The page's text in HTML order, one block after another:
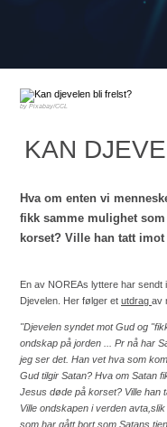
Pixabay/CCL
KAN
Hva om enten vi
fikk samme mulighet
korset? Ville han tatt
En av NOREAs lyttere har sendt
Djevelen. Her følger et utdrag av
"Djevelen syndet mot Gud og
ondskap på jorden ... Pr nå har
jeg ser det. Han vet hva som
Gud tilgir Satan? Hva om Satan
Jesus døde på korset? Ville han
Ville ondskapen i verden
som har gått bort som Satans